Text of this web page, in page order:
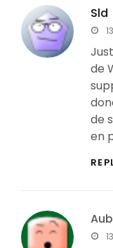
Sld
de
de
en